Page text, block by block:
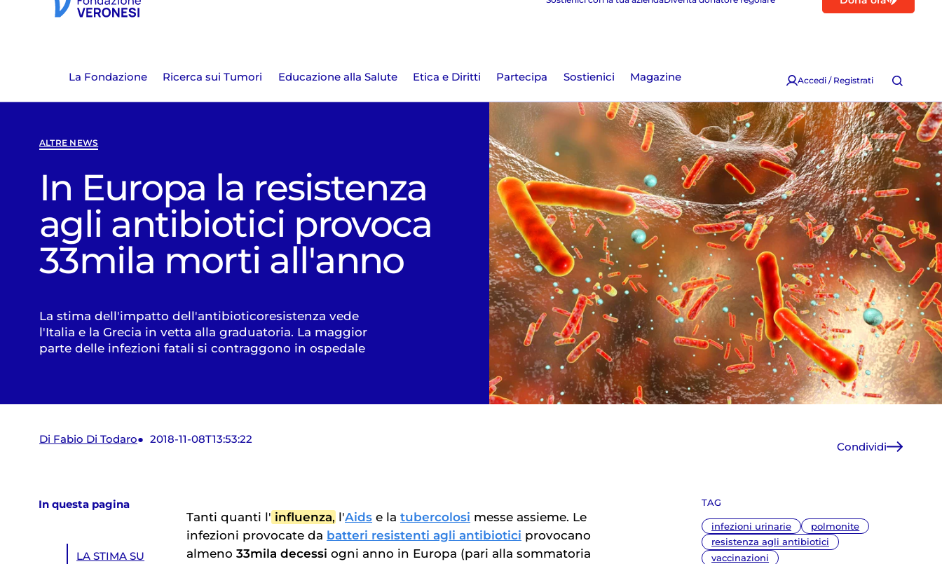
La Fondazione Ricerca sui Tumori Educazione alla Salute Etica e Diritti Partecipa Sostienici Magazine Accedi / Registrati
ALTRE NEWS
In Europa la resistenza
agli antibiotici provoca
33mila morti all'anno
La stima dell'impatto dell'antibioticoresistenza vede
l'Italia e la Grecia in vetta alla graduatoria. La maggior
parte delle infezioni fatali si contraggono in ospedale
Di Fabio Di Todaro 2018-11-08T13:53:22
Condividi
E-Mail
Copia link
In questa pagina
LA STIMA SU
TAG
infezioni urinarie
polmonite
resistenza agli antibiotici
vaccinazioni
Tanti quanti l' influenza, l'Aids e latubercolosi messe assieme. Le
infezioni provocate da batteri resistenti agli antibiotici provocano
almeno 33mila decessi ogni anno in Europa (pari alla sommatoria